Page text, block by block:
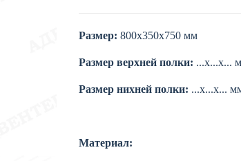
Размер: 800х350х750 мм
Размер верхней полки: ...х...х...
Размер нихней полки: ...х...х...
Материал: